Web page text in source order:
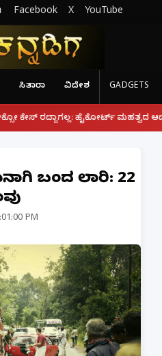
Facebook X YouTube
ಸಿತಾರಾ ವಿದೇಶ GADGETS
ಹೈಕೋರ್ಟ್ ಮಹತ್ವದ ಆದೇಶ | ಫೋನ್
ಬಂದ ಲಾರಿ: 22
PM